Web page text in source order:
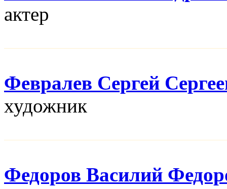
актер
Февралев Сергей
художник
Федоров Василий